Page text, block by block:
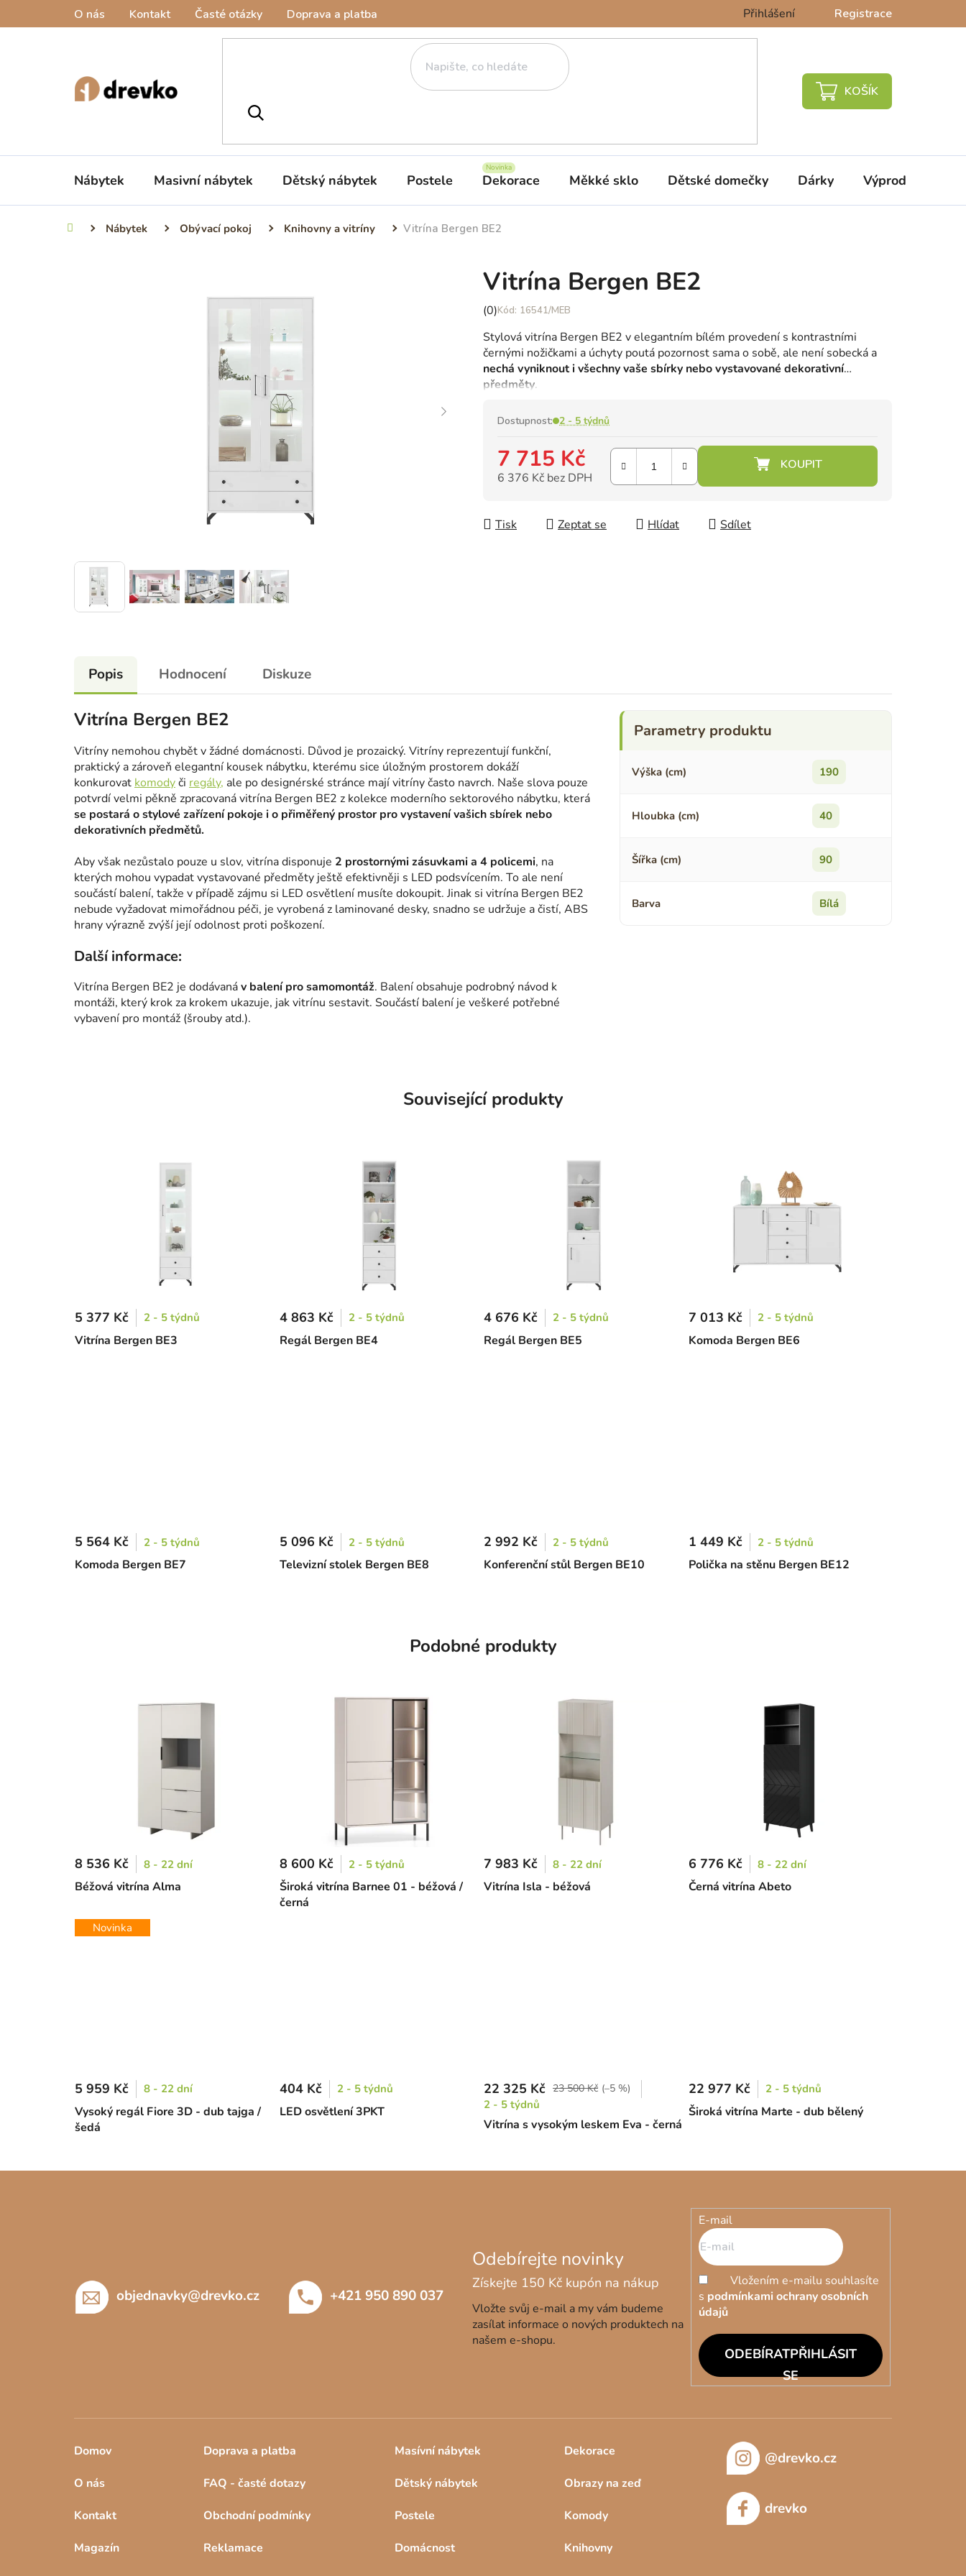
O nás Kontakt Časté otázky Doprava a platba Přihlášení Registrace
NÁKUPNÍ
Nábytek Masivní nábytek Dětský nábytek Postele Dekorace Měkké sklo Dětské domečky Dárky Výprodej %
Domů Nábytek Obývací pokoj Knihovny a vitríny Vitrína Bergen BE2
Vitrína Bergen BE2
Průměrné
produktu
je
0,0
z
hvězdiček.
(0) 16541/MEB
Stylová vitrína Bergen BE2 v elegantním bílém provedení s kontrastními
černými nožičkami a úchyty poutá pozornost sama o sobě, ale není sobecká a
nechá vyniknout i všechny vaše sbírky nebo vystavované dekorativní
předměty.
Dostupnost: 2 - 5 týdnů
7 715 Kč
6 376 Kč bez DPH
Tisk
Zeptat se Hlídat Sdílet
Popis Hodnocení Diskuze
Vitrína Bergen BE2
Vitríny nemohou chybět v žádné domácnosti. Důvod je prozaický. Vitríny reprezentují funkční,
praktický a zároveň elegantní kousek nábytku, kterému sice úložným prostorem dokáží
konkurovat komodyči regály, ale po designérské stránce mají vitríny často navrch. Naše slova pouze
potvrdí velmi pěkně zpracovaná vitrína Bergen BE2 z kolekce moderního sektorového nábytku, která
se postará o stylové zařízení pokoje i o přiměřený prostor pro vystavení vašich sbírek nebo
dekorativních předmětů.
Aby však nezůstalo pouze u slov, vitrína disponuje 2 prostornými zásuvkami a 4 policemi, na
kterých mohou vypadat vystavované předměty ještě efektivněji s LED podsvícením. To ale není
součástí balení, takže v případě zájmu si LED osvětlení musíte dokoupit. Jinak si vitrína Bergen BE2
nebude vyžadovat mimořádnou péči, je vyrobená z laminované desky, snadno se udržuje a čistí, ABS
hrany výrazně zvýší její odolnost proti poškození.
Další informace:
Vitrína Bergen BE2 je dodávanáv balení pro samomontáž. Balení obsahuje podrobný návod k
montáži, který krok za krokem ukazuje, jak vitrínu sestavit. Součástí balení je veškeré potřebné
vybavení pro montáž (šrouby atd.).
Výška (cm) 190
Hloubka (cm) 40
Šířka (cm) 90
Barva Bílá
Související produkty
Vitrína Bergen BE3
5 377 Kč 2 - 5 týdnů
Regál Bergen BE4
4 863 Kč 2 - 5 týdnů
Regál Bergen BE5
4 676 Kč 2 - 5 týdnů
Komoda Bergen BE6
7 013 Kč 2 - 5 týdnů
Komoda Bergen BE7
5 564 Kč 2 - 5 týdnů
Televizní stolek Bergen BE8
5 096 Kč 2 - 5 týdnů
Konferenční stůl Bergen BE10
2 992 Kč 2 - 5 týdnů
Polička na stěnu Bergen BE12
1 449 Kč 2 - 5 týdnů
Podobné produkty
Béžová vitrína Alma
8 536 Kč 8 - 22 dní
Široká vitrína Barnee 01 - béžová /
černá
8 600 Kč 2 - 5 týdnů
Vitrína Isla - béžová
7 983 Kč 8 - 22 dní
Černá vitrína Abeto
6 776 Kč 8 - 22 dní
Novinka
Vysoký regál Fiore 3D - dub tajga /
šedá
5 959 Kč 8 - 22 dní
LED osvětlení 3PKT
404 Kč 2 - 5 týdnů
Vitrína s vysokým leskem Eva - černá
22 325 Kč 23 500 Kč (–5 %)
2 - 5 týdnů Široká vitrína Marte - dub bělený
22 977 Kč 2 - 5 týdnů
objednavky@drevko.cz +421 950 890 037
Vložte svůj e-mail a my vám budeme
zasílat informace o nových produktech na
našem e-shopu.
E-mail
Vložením e-mailu souhlasíte
s podmínkami ochrany osobních
údajů
PŘIHLÁSIT
SE
Domov
O nás
Kontakt
Magazín
Doprava a platba
FAQ - časté dotazy
Obchodní podmínky
Reklamace
Masívní nábytek
Dětský nábytek
Postele
Domácnost
Dekorace
Obrazy na zeď
Komody
Knihovny
@drevko.cz
drevko